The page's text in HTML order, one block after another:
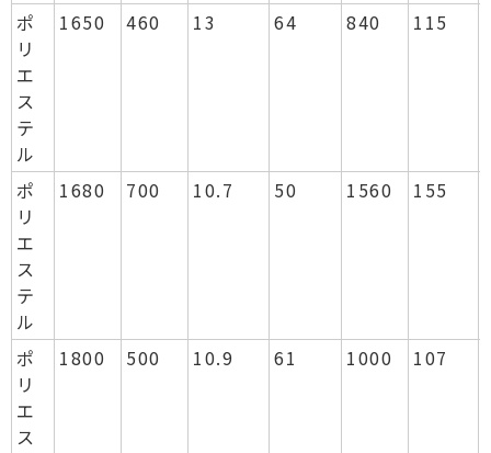
ポ
リ
エ
ス
テ
ル
1650 460 13 64 840 115
ポ
リ
エ
ス
テ
ル
1680 700 10.7 50 1560 155
ポ
リ
エ
ス
1800 500 10.9 61 1000 107